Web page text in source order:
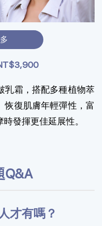
乳霜，搭配多種植物萃
恢復肌膚年輕彈性，富
發揮更佳延展性。
Q&A
才有嗎？